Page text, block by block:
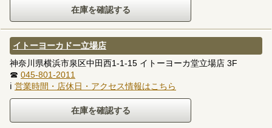
イトーヨーカドー立場店
神奈川県横浜市泉区中田西1-1-15 イトーヨーカ堂立場店 3F
☎ 045-801-2011
ℹ 営業時間・店休日・アクセス情報はこちら